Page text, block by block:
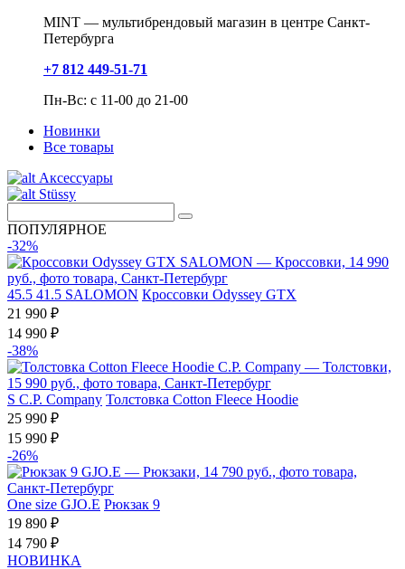
MINT — мультибрендовый магазин в центре Санкт-
Петербурга
+7 812 449-51-71
Пн-Вс: с 11-00 до 21-00
Новинки
Все товары
Аксессуары
Stüssy
ПОПУЛЯРНОЕ
-32%
45.5 41.5 SALOMON Кроссовки Odyssey GTX
21 990 ₽
14 990 ₽
-38%
S C.P. Company Толстовка Cotton Fleece Hoodie
25 990 ₽
15 990 ₽
-26%
One size GJO.E Рюкзак 9
19 890 ₽
14 790 ₽
НОВИНКА